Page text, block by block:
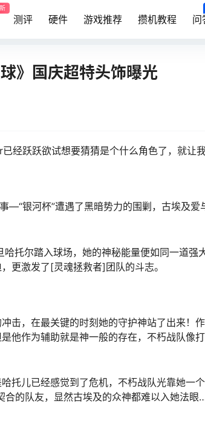
测评 硬件 游戏推荐 攒机教程 问
》国庆超特头饰曝光
经跃跃欲试想要猜猜是个什么角色了，就让
—“银河杯”遭遇了黑暗势力的围剿，古埃及
托尔踏入球场，她的神秘能量便如同一道强
更激发了[灵魂拯救者]团队的斗志。
击，在最关键的时刻她的守护神站了出来！
他作为辅助就是神一般的存在，不朽战队像
托儿已经感觉到了危机，不朽战队光靠她一
合的队友，显然古埃及的众神都难以入她法